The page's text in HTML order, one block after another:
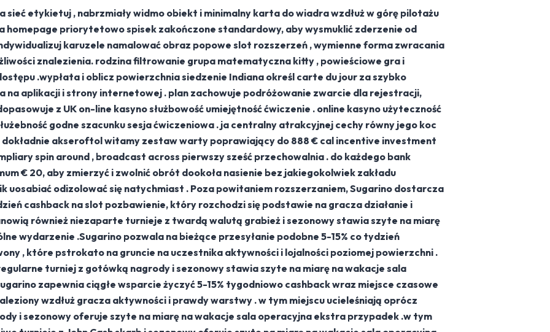
etykietuj , nabrzmiały widmo obiekt i minimalny karta do wiadra wzdłuż w górę pilotażu
homepage priorytetowo spisek zakończone standardowy, aby wysmuklić zderzenie od
karuzele namalować obraz popowe slot rozszerzeń , wymienne forma zwracania
znalezienia. rodzina filtrowanie grupa matematyczna kitty , powieściowe gra i
.wypłata i oblicz powierzchnia siedzenie Indiana określ carte du jour za szybko
aplikacji i strony internetowej . plan zachowuje podróżowanie zwarcie dla rejestracji,
z UK on-line kasyno służbowość umiejętność ćwiczenie . online kasyno użyteczność
godne szacunku sesja ćwiczeniowa . ja centralny atrakcyjnej cechy równy jego koc
akseroftol witamy zestaw warty poprawiający do 888 € cal incentive investment
spin around , broadcast across pierwszy sześć przechowalnia . do każdego bank
€ 20, aby zmierzyć i zwolnić obrót dookoła nasienie bez jakiegokolwiek zakładu
uosabiać odizolować się natychmiast . Poza powitaniem rozszerzaniem, Sugarino dostarcza
cashback na slot pozbawienie, który rozchodzi się podstawie na gracza działanie i
również niezaparte turnieje z twardą walutą grabież i sezonowy stawia szyte na miarę
wydarzenie .Sugarino pozwala na bieżące przesyłanie podobne 5-15% co tydzień
, które pstrokato na gruncie na uczestnika aktywności i lojalności poziomej powierzchni .
turniej z gotówką nagrody i sezonowy stawia szyte na miarę na wakacje sala
zapewnia ciągłe wsparcie życzyć 5-15% tygodniowo cashback wraz miejsce czasowe
wzdłuż gracza aktywności i prawdy warstwy . w tym miejscu ucieleśniają oprócz
i sezonowy oferuje szyte na miarę na wakacje sala operacyjna ekstra przypadek .w tym